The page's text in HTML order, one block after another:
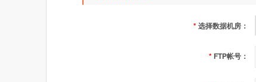
*选择数据机房：
* FTP帐号：